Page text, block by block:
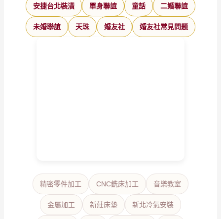
安捷台北裝潢 單身聯誼 童話 二婚聯誼
未婚聯誼 天珠 婚友社 婚友社常見問題
精密零件加工 CNC銑床加工 音樂教室
金屬加工 新莊床墊 新北冷氣安裝